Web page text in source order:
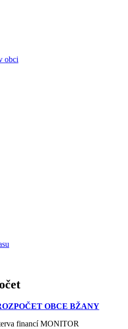
obci
OBCE BŽANY
financí MONITOR